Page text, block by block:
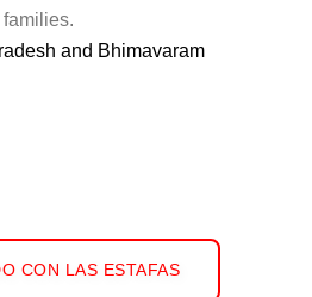
and Bhimavaram
CON LAS ESTAFAS